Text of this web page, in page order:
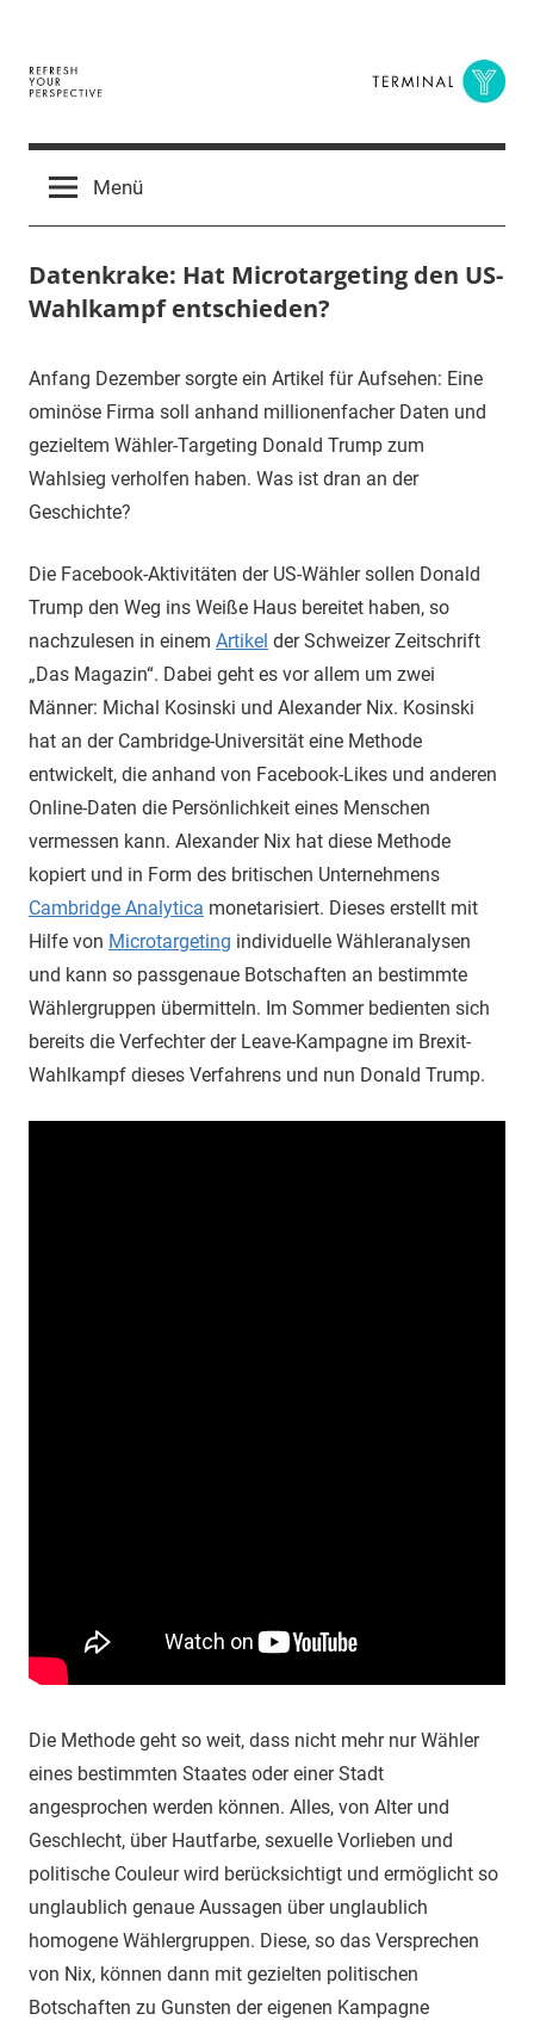
springen
Terminal
Y
Digital
BusinessMenü
Datenkrake: Hat Microtargeting den US-
Wahlkampf entschieden?
13.
Dezember
2016
terminal-
y
Urbi
et
Anfang Dezember sorgte ein Artikel für Aufsehen: Eine
ominöse Firma soll anhand millionenfacher Daten und
gezieltem Wähler-Targeting Donald Trump zum
Wahlsieg verholfen haben. Was ist dran an der
Geschichte?
Die Facebook-Aktivitäten der US-Wähler sollen Donald
Trump den Weg ins Weiße Haus bereitet haben, so
nachzulesen in einem Artikel der Schweizer Zeitschrift
„Das Magazin“. Dabei geht es vor allem um zwei
Männer: Michal Kosinski und Alexander Nix. Kosinski
hat an der Cambridge-Universität eine Methode
entwickelt, die anhand von Facebook-Likes und anderen
Online-Daten die Persönlichkeit eines Menschen
vermessen kann. Alexander Nix hat diese Methode
kopiert und in Form des britischen Unternehmens
Cambridge Analytica monetarisiert. Dieses erstellt mit
Hilfe von Microtargeting individuelle Wähleranalysen
und kann so passgenaue Botschaften an bestimmte
Wählergruppen übermitteln. Im Sommer bedienten sich
bereits die Verfechter der Leave-Kampagne im Brexit-
Wahlkampf dieses Verfahrens und nun Donald Trump.
Die Methode geht so weit, dass nicht mehr nur Wähler
eines bestimmten Staates oder einer Stadt
angesprochen werden können. Alles, von Alter und
Geschlecht, über Hautfarbe, sexuelle Vorlieben und
politische Couleur wird berücksichtigt und ermöglicht so
unglaublich genaue Aussagen über unglaublich
homogene Wählergruppen. Diese, so das Versprechen
von Nix, können dann mit gezielten politischen
Botschaften zu Gunsten der eigenen Kampagne